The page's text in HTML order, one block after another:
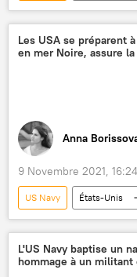
acier
matériaux
Les USA se préparent
en mer Noire, assure la
Anna
9 Novembre 2021, 16:24
US Navy États-Unis
mer Noire
Sixième flotte de la Marine
International
L'US Navy baptise un
hommage à un militant